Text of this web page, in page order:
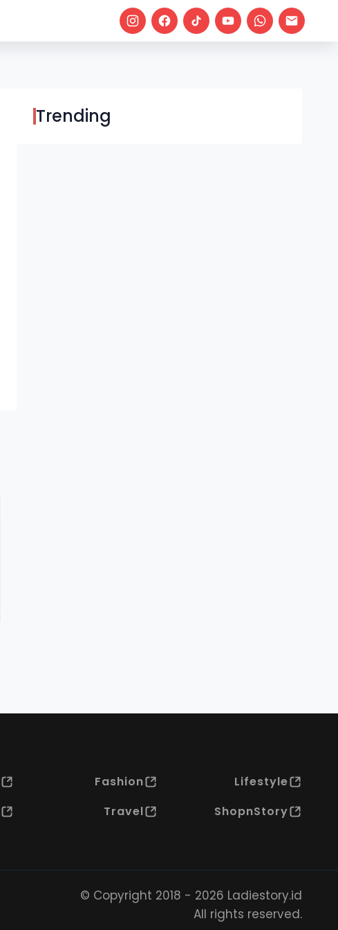
Trending
Fashion
Lifestyle
Travel
ShopnStory
© Copyright 2018 - 2026 Ladiestory.id
All rights reserved.